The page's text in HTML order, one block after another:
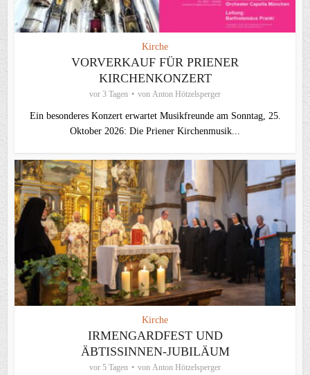
Kirche
VORVERKAUF FÜR PRIENER
KIRCHENKONZERT
vor 3 Tagen von Anton Hötzelsperger
Ein besonderes Konzert erwartet Musikfreunde am Sonntag, 25.
Oktober 2026: Die Priener Kirchenmusik...
Kirche
IRMENGARDFEST UND
ÄBTISSINNEN-JUBILÄUM
vor 5 Tagen von Anton Hötzelsperger